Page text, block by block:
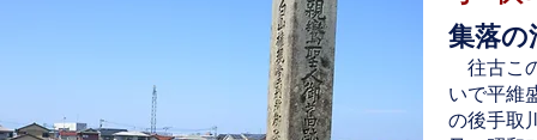
集落の
往古こ
いで平維
の後手取